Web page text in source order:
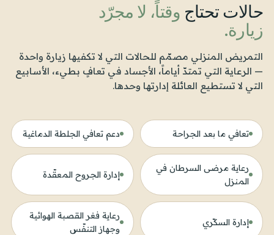
حالات تحتاج وقتاً، لا مجرّد
زيارة.
التمريض المنزلي مصمّم للحالات التي لا تكفيها زيارة واحدة
— الرعاية التي تمتدّ أياماً، الأجساد في تعافٍ بطيء، الأسابيع
التي لا تستطيع العائلة إدارتها وحدها.
تعافي ما بعد الجراحة دعم تعافي الجلطة الدماغية
رعاية مرضى السرطان في
المنزل
إدارة الجروح المعقّدة
إدارة السكّري
رعاية فغر القصبة الهوائية
وجهاز التنفّس